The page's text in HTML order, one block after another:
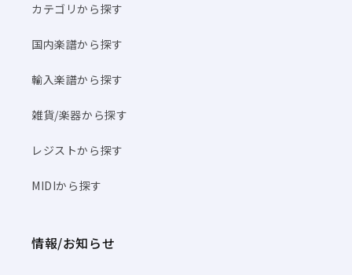
カテゴリから探す
国内楽譜から探す
輸入楽譜から探す
雑貨/楽器から探す
レジストから探す
MIDIから探す
情報/お知らせ